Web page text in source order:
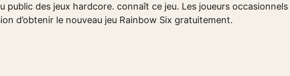
public des jeux hardcore. connaît ce jeu. Les joueurs occasionnels
d’obtenir le nouveau jeu Rainbow Six gratuitement.